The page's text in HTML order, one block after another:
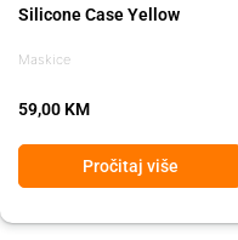
Maskice
Silicone Case Yellow
59,00 KM
Pročitaj više